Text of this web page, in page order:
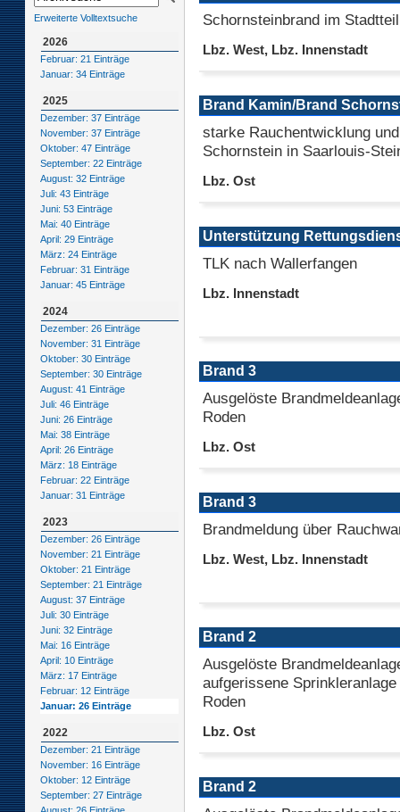
Erweiterte Volltextsuche
2026
Februar: 21 Einträge
Januar: 34 Einträge
2025
Dezember: 37 Einträge
November: 37 Einträge
Oktober: 47 Einträge
September: 22 Einträge
August: 32 Einträge
Juli: 43 Einträge
Juni: 53 Einträge
Mai: 40 Einträge
April: 29 Einträge
März: 24 Einträge
Februar: 31 Einträge
Januar: 45 Einträge
2024
Dezember: 26 Einträge
November: 31 Einträge
Oktober: 30 Einträge
September: 30 Einträge
August: 41 Einträge
Juli: 46 Einträge
Juni: 26 Einträge
Mai: 38 Einträge
April: 26 Einträge
März: 18 Einträge
Februar: 22 Einträge
Januar: 31 Einträge
2023
Dezember: 26 Einträge
November: 21 Einträge
Oktober: 21 Einträge
September: 21 Einträge
August: 37 Einträge
Juli: 30 Einträge
Juni: 32 Einträge
Mai: 16 Einträge
April: 10 Einträge
März: 17 Einträge
Februar: 12 Einträge
Januar: 26 Einträge
2022
Dezember: 21 Einträge
November: 16 Einträge
Oktober: 12 Einträge
September: 27 Einträge
Schornsteinbrand im
Lbz. West, Lbz. Innenstadt
Brand Kamin/Brand
starke Rauchentwicklung
Schornstein in Saarlouis-
Lbz. Ost
Unterstützung
TLK nach Wallerfangen
Lbz. Innenstadt
Brand 3
Ausgelöste
Roden
Lbz. Ost
Brand 3
Brandmeldung über
Lbz. West, Lbz. Innenstadt
Brand 2
Ausgelöste
aufgerissene
Roden
Lbz. Ost
Brand 2